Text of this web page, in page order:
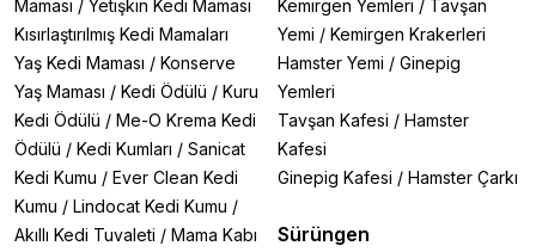
başlayın
Maması / Yetişkin Kedi Maması
Kısırlaştırılmış Kedi Mamaları
Yaş Kedi Maması / Konserve
Yaş Maması / Kedi Ödülü / Kuru
Kedi Ödülü / Me-O Krema Kedi
Ödülü / Kedi Kumları / Sanicat
Kedi Kumu / Ever Clean Kedi
Kumu / Lindocat Kedi Kumu /
Akıllı Kedi Tuvaleti / Mama Kabı
Kemirgen Yemleri / Tavşan
Yemi / Kemirgen Krakerleri
Hamster Yemi / Ginepig
Yemleri
Tavşan Kafesi / Hamster
Kafesi
Ginepig Kafesi / Hamster Çarkı
Sürüngen